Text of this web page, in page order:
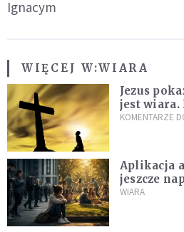
Ignacym
WIĘCEJ W:WIARA
Jezus
jest wiara.
wielkość
KOMENTARZE
Aplikacja
jeszcze
WIARA